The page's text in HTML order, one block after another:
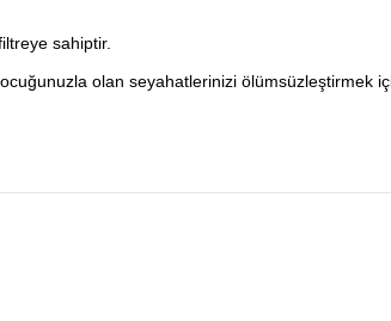
sahiptir.
olan seyahatlerinizi ölümsüzleştirmek